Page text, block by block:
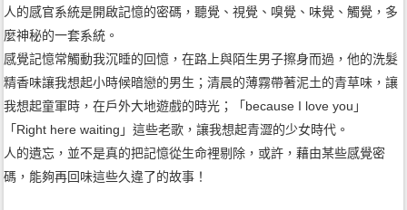
人的感官系統是開啟記憶的密碼，聽覺、視覺、嗅覺、味覺、觸覺，多
麼神秘的一套系統。
感覺記憶常觸動我沉睡的回憶，在路上與陌生男子擦身而過，他的洗髮
精香味讓我想起小時候暗戀的男生；清晨的薄霧帶著泥土的青草味，讓
我想起童軍時，在戶外大地遊戲的時光；「because I love you」
「Right here waiting」這些老歌，讓我想起青澀的少女時代。
人的遺忘，並不是真的把記憶從生命裡剔除，或許，藉由某些感覺密
碼，能夠再回味這些久違了的故事！